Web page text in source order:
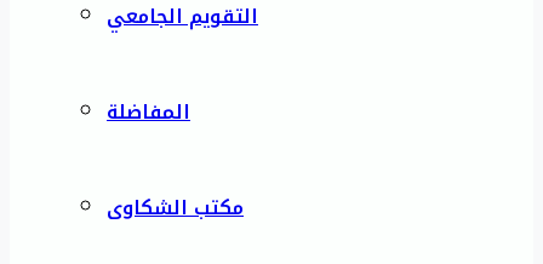
التقويم الجامعي
المفاضلة
مكتب الشكاوى